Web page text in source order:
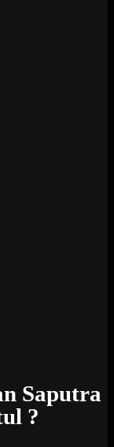
Saputra
?